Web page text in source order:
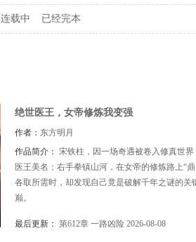
连载中 已经完本
绝世医王，女帝修炼我变强
作者： 东方明月
作品简介： 宋铁柱，因一场奇遇被卷入修真世
医王美名；右手拳镇山河，在女帝的修炼路上“
各取所需时，却发现自己竟是破解千年之谜的
巅。
最后更新： 第612章 一路凶险 2026-08-08